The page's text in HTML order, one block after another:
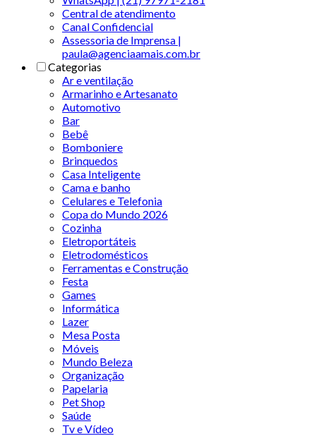
Central de atendimento
Canal Confidencial
Assessoria de Imprensa |
paula@agenciaamais.com.br
Categorias
Ar e ventilação
Armarinho e Artesanato
Automotivo
Bar
Bebê
Bomboniere
Brinquedos
Casa Inteligente
Cama e banho
Celulares e Telefonia
Copa do Mundo 2026
Cozinha
Eletroportáteis
Eletrodomésticos
Ferramentas e Construção
Festa
Games
Informática
Lazer
Mesa Posta
Móveis
Mundo Beleza
Organização
Papelaria
Pet Shop
Saúde
Tv e Vídeo